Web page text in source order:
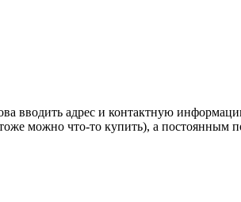
адрес и контактную
можно что-то купить), а постоянным